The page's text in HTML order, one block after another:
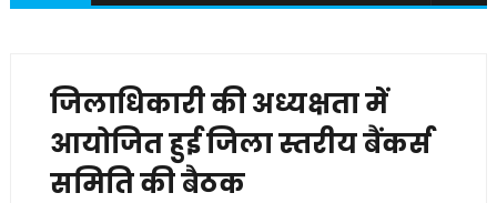
जिलाधिकारी की अध्यक्षता में
आयोजित हुई जिला स्तरीय बैंकर्स
समिति की बैठक